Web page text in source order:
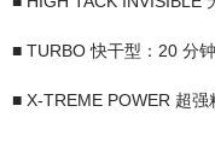
■ TURBO 快干型：20 分
■ X-TREME POWER 超强